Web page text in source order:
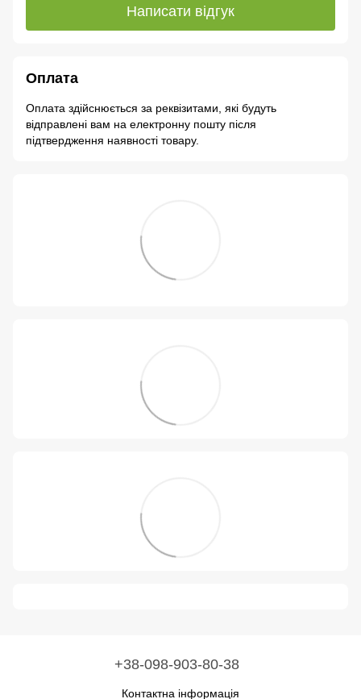
Написати відгук
Оплата
Оплата здійснюється за реквізитами, які будуть
відправлені вам на електронну пошту після
підтвердження наявності товару.
+38-098-903-80-38
Контактна інформація